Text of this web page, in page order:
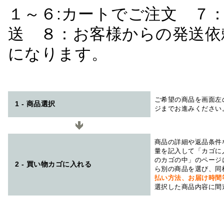
１～６:カートでご注文 ７
送 ８：お客様からの発送
になります。
1 - 商品選択
ご希望の商品を画面
ジまでお進みください
2 - 買い物カゴに入れる
商品の詳細や返品条
量を記入して「カゴ
のカゴの中」のペー
ら別の商品を選び、
払い方法、お届け時
選択した商品内容に